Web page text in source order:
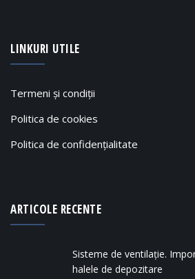
LINKURI UTILE
Termeni și condiții
Politica de cookies
Politica de confidențialitate
ARTICOLE RECENTE
Sisteme de ventilație.
halele de depozitare